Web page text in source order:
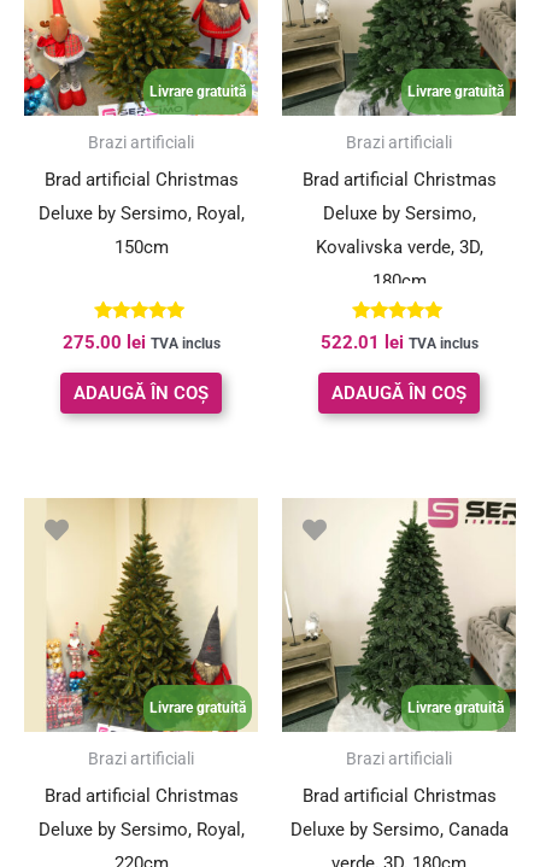
Livrare gratuită
Brazi artificiali
Brad artificial Christmas
Deluxe by Sersimo, Royal,
150cm
Evaluat la
5.00
din 5
275.00 lei TVA inclus
ADAUGĂ ÎN COȘ
Livrare gratuită
Brazi artificiali
Brad artificial Christmas
Deluxe by Sersimo,
Kovalivska verde, 3D,
180cm
Evaluat la
5.00
din 5
522.01 lei TVA inclus
ADAUGĂ ÎN COȘ
Livrare gratuită
Brazi artificiali
Brad artificial Christmas
Deluxe by Sersimo, Royal,
Livrare gratuită
Brazi artificiali
Brad artificial Christmas
Deluxe by Sersimo, Canada